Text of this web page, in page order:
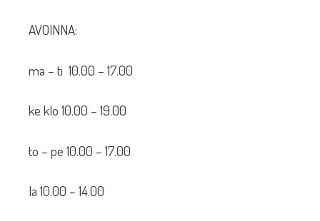
AVOINNA:
ma – ti 10.00 – 17.00
ke klo 10.00 – 19.00
to – pe 10.00 – 17.00
la 10.00 – 14.00